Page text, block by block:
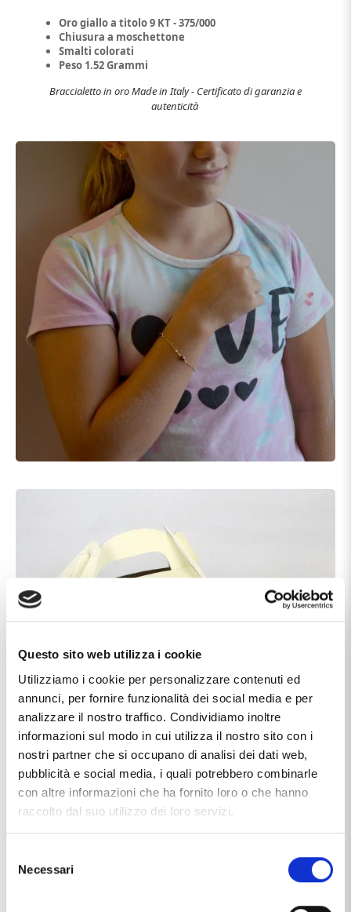
Questo sito web utilizza i cookie
Utilizziamo i cookie per personalizzare contenuti ed
annunci, per fornire funzionalità dei social media e per
analizzare il nostro traffico. Condividiamo inoltre
informazioni sul modo in cui utilizza il nostro sito con i
nostri partner che si occupano di analisi dei dati web,
pubblicità e social media, i quali potrebbero combinarle
con altre informazioni che ha fornito loro o che hanno
raccolto dal suo utilizzo dei loro servizi.
delNecessari
Oro giallo a titolo 9 KT - 375/000
Chiusura a moschettone
Smalti colorati
Peso 1.52 Grammi
Braccialetto in oro Made in Italy - Certificato di garanzia e
autenticità
Caratteristiche
Chiusura